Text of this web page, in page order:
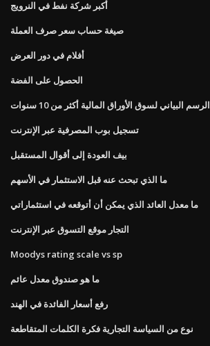
أكبر شركة نفط في النرويج
صيغة حساب سعر صرف العملة
أفلام في دور العرض
الحصول على الفضة
الرسم البياني لسوق الأوراق المالية أكثر من 10 سنوات
تسجيل بوب المصرفية عبر الإنترنت
بيف العودة إلى أقوال المستقبل
ما الذي تبحث عنه قبل الاستثمار في الأسهم
ما معدل العائد الذي يمكن أن أتوقعه في استثماراتي
التجار موقع التسوق عبر الإنترنت
Moodys rating scale vs sp
ما هو صندوق معدل عائم
رفع أسعار الفائدة في الهند
نوع من السياسة التجارية فكرة الكلمات المتقاطعة